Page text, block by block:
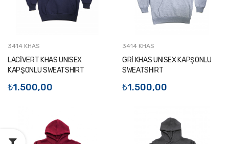
3414 KHAS
LACİVERT KHAS UNISEX
KAPŞONLU SWEATSHIRT
₺1.500,00
3414 KHAS
GRİ KHAS UNISEX KAPŞONLU
SWEATSHIRT
₺1.500,00